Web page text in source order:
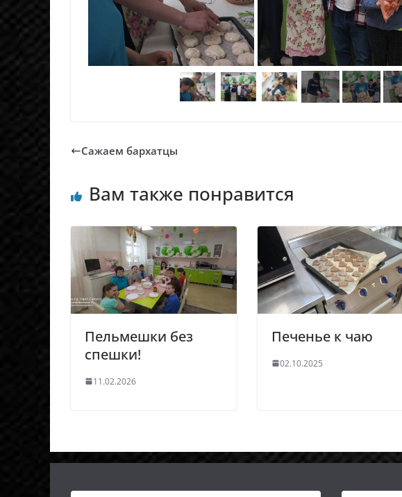
Сажаем бархатцы
Вам также понравится
Пельмешки без
спешки!
11.02.2026
Печенье к чаю
02.10.2025